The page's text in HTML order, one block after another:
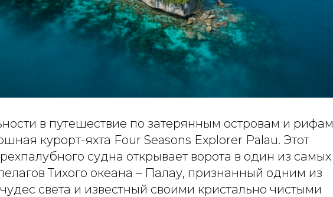
в путешествие по затерянным островам и рифам
курорт-яхта Four Seasons Explorer Palau. Этот
судна открывает ворота в один из самых
Тихого океана – Палау, признанный одним из
света и известный своими кристально чистыми